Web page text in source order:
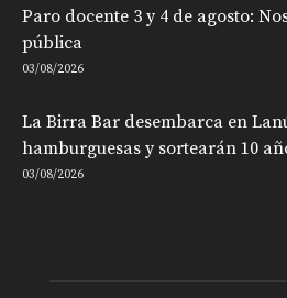
Paro docente 3 y 4 de agosto:
pública
03/08/2026
La Birra Bar desembarca en
hamburguesas y sortearán 10
03/08/2026